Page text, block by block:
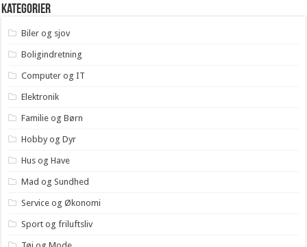
Kategorier
Biler og sjov
Boligindretning
Computer og IT
Elektronik
Familie og Børn
Hobby og Dyr
Hus og Have
Mad og Sundhed
Service og Økonomi
Sport og friluftsliv